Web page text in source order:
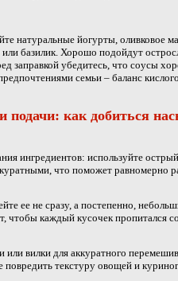
натуральные йогурты, оливковое
базилик. Хорошо подойдут
заправкой убедитесь, что соусы
семьи – баланс
подачи: как добиться
ингредиентов: используйте
что поможет равномерно
ее не сразу, а постепенно,
чтобы каждый кусочек пропитался
вилки для аккуратного
повредить текстуру овощей и